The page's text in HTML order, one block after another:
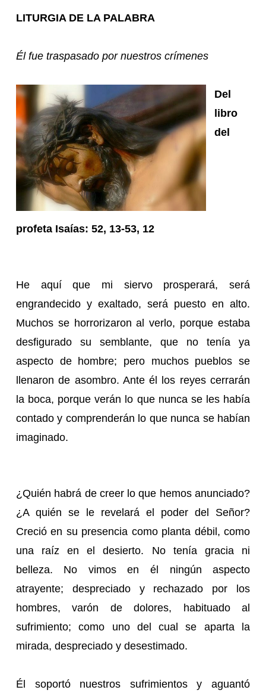
LITURGIA DE LA PALABRA
Él fue traspasado por nuestros crímenes
Del
libro
del
profeta Isaías: 52, 13-53, 12
He aquí que mi siervo prosperará, será
engrandecido y exaltado, será puesto en alto.
Muchos se horrorizaron al verlo, porque estaba
desfigurado su semblante, que no tenía ya
aspecto de hombre; pero muchos pueblos se
llenaron de asombro. Ante él los reyes cerrarán
la boca, porque verán lo que nunca se les había
contado y comprenderán lo que nunca se habían
imaginado.
¿Quién habrá de creer lo que hemos anunciado?
¿A quién se le revelará el poder del Señor?
Creció en su presencia como planta débil, como
una raíz en el desierto. No tenía gracia ni
belleza. No vimos en él ningún aspecto
atrayente; despreciado y rechazado por los
hombres, varón de dolores, habituado al
sufrimiento; como uno del cual se aparta la
mirada, despreciado y desestimado.
Él soportó nuestros sufrimientos y aguantó